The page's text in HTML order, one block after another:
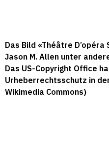
Das Bild «Théâtre
Jason M. Allen unter
Das US-Copyright Office
Urheberrechtsschutz in
Wikimedia Commons)